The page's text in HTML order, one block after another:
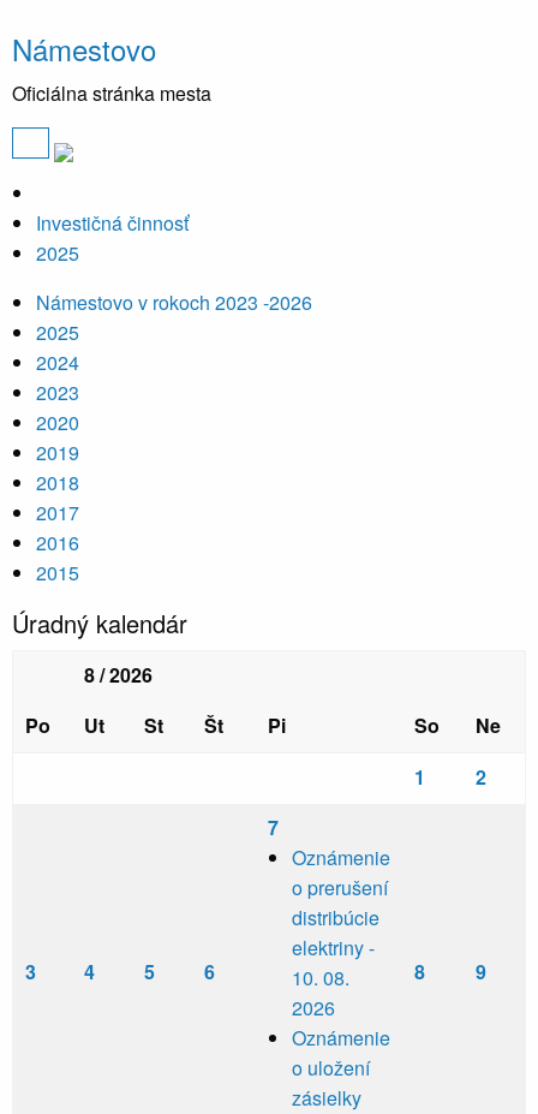
Námestovo
Oficiálna stránka mesta
Investičná činnosť
2025
Námestovo v rokoch 2023 -2026
2025
2024
2023
2020
2019
2018
2017
2016
2015
Úradný kalendár
8 / 2026
Po
Ut St Št Pi So
Ne
1
2
3 4 5 6
7
Oznámenie
o prerušení
distribúcie
elektriny -
10. 08.
2026
Oznámenie
o uložení
zásielky
8 9